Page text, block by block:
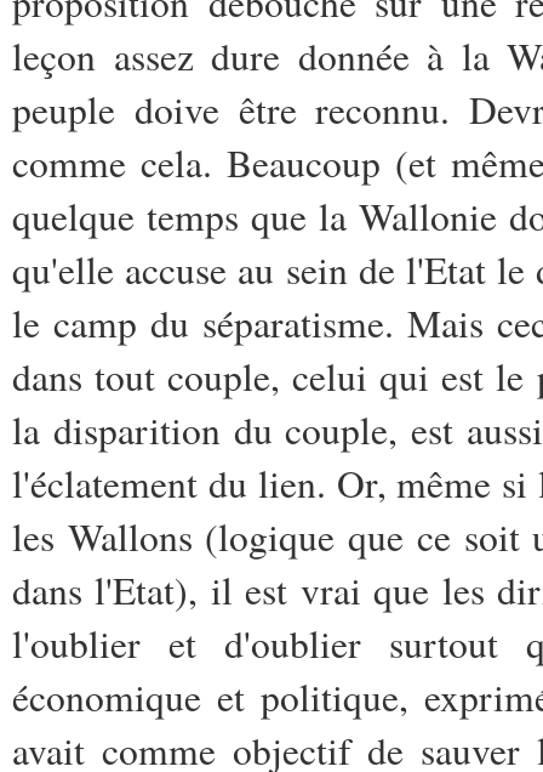
leçon assez dure donnée à la
peuple doive être reconnu.
comme cela. Beaucoup (et
quelque temps que la Wallonie
qu'elle accuse au sein de l'Etat le
le camp du séparatisme. Mais
dans tout couple, celui qui est
la disparition du couple, est
l'éclatement du lien. Or, même si
les Wallons (logique que ce
dans l'Etat), il est vrai que les
l'oublier et d'oublier surtout
économique et politique,
avait comme objectif de